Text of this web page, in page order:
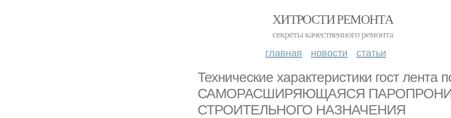
ХИТРОСТИ РЕМОНТА
секреты качественного ремонта
главная новости статьи
Технические характеристики гост лента
САМОРАСШИРЯЮЩАЯСЯ
СТРОИТЕЛЬНОГО НАЗНАЧЕНИЯ